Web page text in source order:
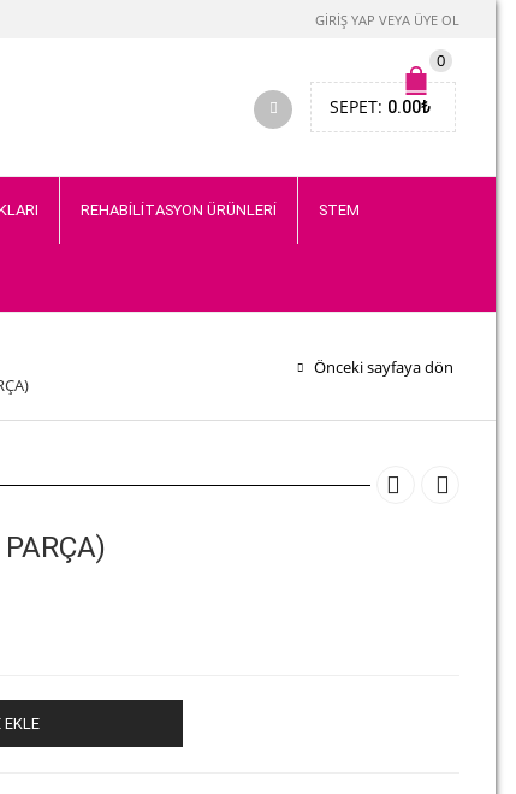
GIRIŞ YAP VEYA ÜYE OL
0
SEPET: 0.00₺
REHABİLİTASYON ÜRÜNLERİ STEM
Önceki sayfaya dön
EKLE